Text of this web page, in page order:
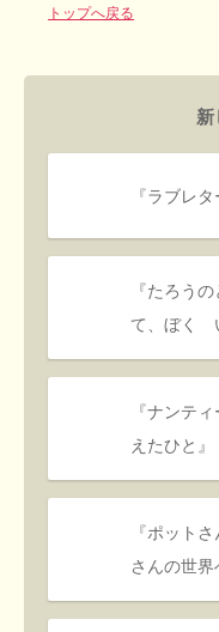
トップへ戻る
新
『ラブレ
『たろう
て、ぼく
『ナンテ
えたひと』
『ポット
さんの世